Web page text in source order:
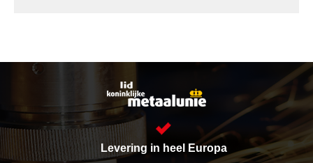
Levering in heel Europa